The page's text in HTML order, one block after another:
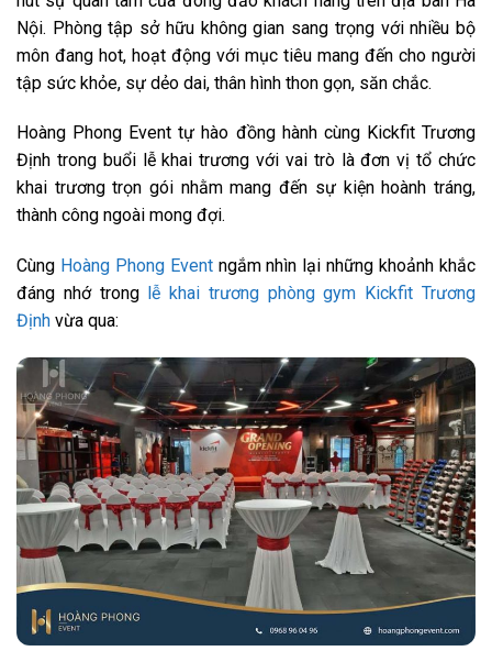
Nội. Phòng tập sở hữu không gian sang trọng với nhiều bộ
môn đang hot, hoạt động với mục tiêu mang đến cho người
tập sức khỏe, sự dẻo dai, thân hình thon gọn, săn chắc.
Hoàng Phong Event tự hào đồng hành cùng Kickfit Trương
Định trong buổi lễ khai trương với vai trò là đơn vị tổ chức
khai trương trọn gói nhằm mang đến sự kiện hoành tráng,
thành công ngoài mong đợi.
Cùng Hoàng Phong Eventngắm nhìn lại những khoảnh khắc
đáng nhớ trong lễ khai trương phòng gym Kickfit Trương
Định vừa qua: